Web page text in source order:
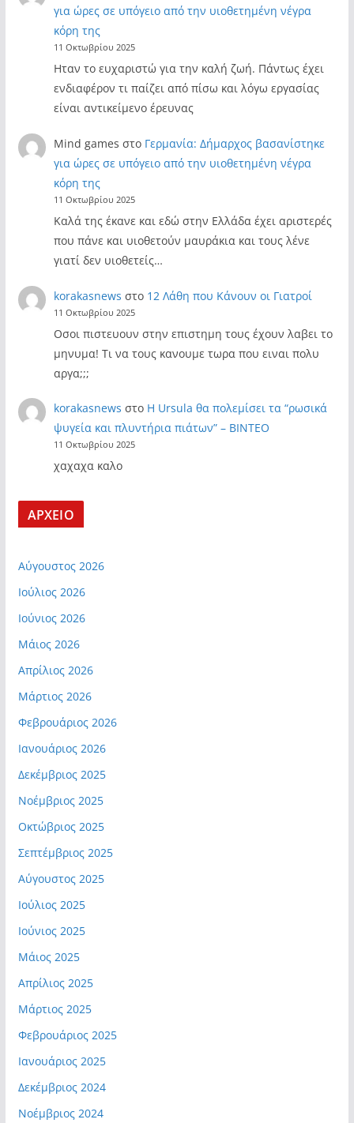
για ώρες σε υπόγειο από την υιοθετημένη νέγρα
κόρη της
11 Οκτωβρίου 2025
Ηταν το ευχαριστώ για την καλή ζωή. Πάντως έχει
ενδιαφέρον τι παίζει από πίσω και λόγω εργασίας
είναι αντικείμενο έρευνας
Mind games στο Γερμανία: Δήμαρχος βασανίστηκε
για ώρες σε υπόγειο από την υιοθετημένη νέγρα
κόρη της
11 Οκτωβρίου 2025
Καλά της έκανε και εδώ στην Ελλάδα έχει αριστερές
που πάνε και υιοθετούν μαυράκια και τους λένε
γιατί δεν υιοθετείς…
korakasnews στο 12 Λάθη που Κάνουν οι Γιατροί
11 Οκτωβρίου 2025
Οσοι πιστευουν στην επιστημη τους έχουν λαβει το
μηνυμα! Τι να τους κανουμε τωρα που ειναι πολυ
αργα;;;
korakasnews στο Η Ursula θα πολεμίσει τα “ρωσικά
ψυγεία και πλυντήρια πιάτων” – ΒΙΝΤΕΟ
11 Οκτωβρίου 2025
χαχαχα καλο
ΑΡΧΕΙΟ
Αύγουστος 2026
Ιούλιος 2026
Ιούνιος 2026
Μάιος 2026
Απρίλιος 2026
Μάρτιος 2026
Φεβρουάριος 2026
Ιανουάριος 2026
Δεκέμβριος 2025
Νοέμβριος 2025
Οκτώβριος 2025
Σεπτέμβριος 2025
Αύγουστος 2025
Ιούλιος 2025
Ιούνιος 2025
Μάιος 2025
Απρίλιος 2025
Μάρτιος 2025
Φεβρουάριος 2025
Ιανουάριος 2025
Δεκέμβριος 2024
Νοέμβριος 2024